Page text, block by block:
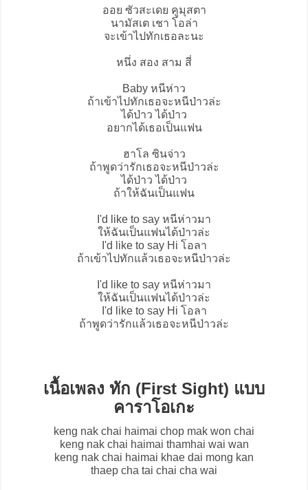
ออย ซัวสะเดย คูมุสตา
นามัสเต เชา โอล่า
จะเข้าไปทักเธอละนะ
หนึ่ง สอง สาม สี่
Baby หนีห่าว
ถ้าเข้าไปทักเธอจะหนีป่าวล่ะ
ได้ป่าว ได้ป่าว
อยากได้เธอเป็นแฟน
ฮาโล ซินจ่าว
ถ้าพูดว่ารักเธอจะหนีป่าวล่ะ
ได้ป่าว ได้ป่าว
ถ้าให้ฉันเป็นแฟน
I'd like to say หนีห่าวมา
ให้ฉันเป็นแฟนได้ป่าวล่ะ
I'd like to say Hi โอลา
ถ้าเข้าไปทักแล้วเธอจะหนีป่าวล่ะ
I'd like to say หนีห่าวมา
ให้ฉันเป็นแฟนได้ป่าวล่ะ
I'd like to say Hi โอลา
ถ้าพูดว่ารักแล้วเธอจะหนีป่าวล่ะ
เนื้อเพลง ทัก (First Sight) แบบ
คาราโอเกะ
keng nak chai haimai chop mak won chai
keng nak chai haimai thamhai wai wan
keng nak chai haimai khae dai mong kan
thaep cha tai chai cha wai